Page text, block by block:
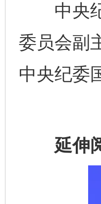
中央纪
委员会副
中央纪委
延伸阅